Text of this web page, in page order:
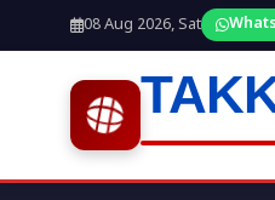
08 Aug 2026, Sat